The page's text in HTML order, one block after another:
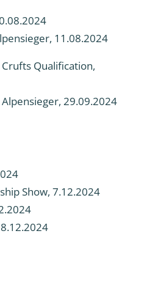
11.08.2024
Qualification,
29.09.2024
Show, 7.12.2024